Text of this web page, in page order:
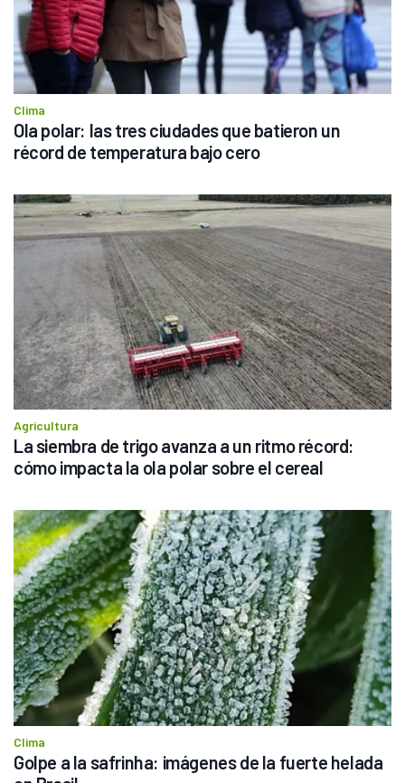
Clima
Ola polar: las tres ciudades que batieron un
récord de temperatura bajo cero
Agricultura
La siembra de trigo avanza a un ritmo récord:
cómo impacta la ola polar sobre el cereal
Clima
Golpe a la safrinha: imágenes de la fuerte helada